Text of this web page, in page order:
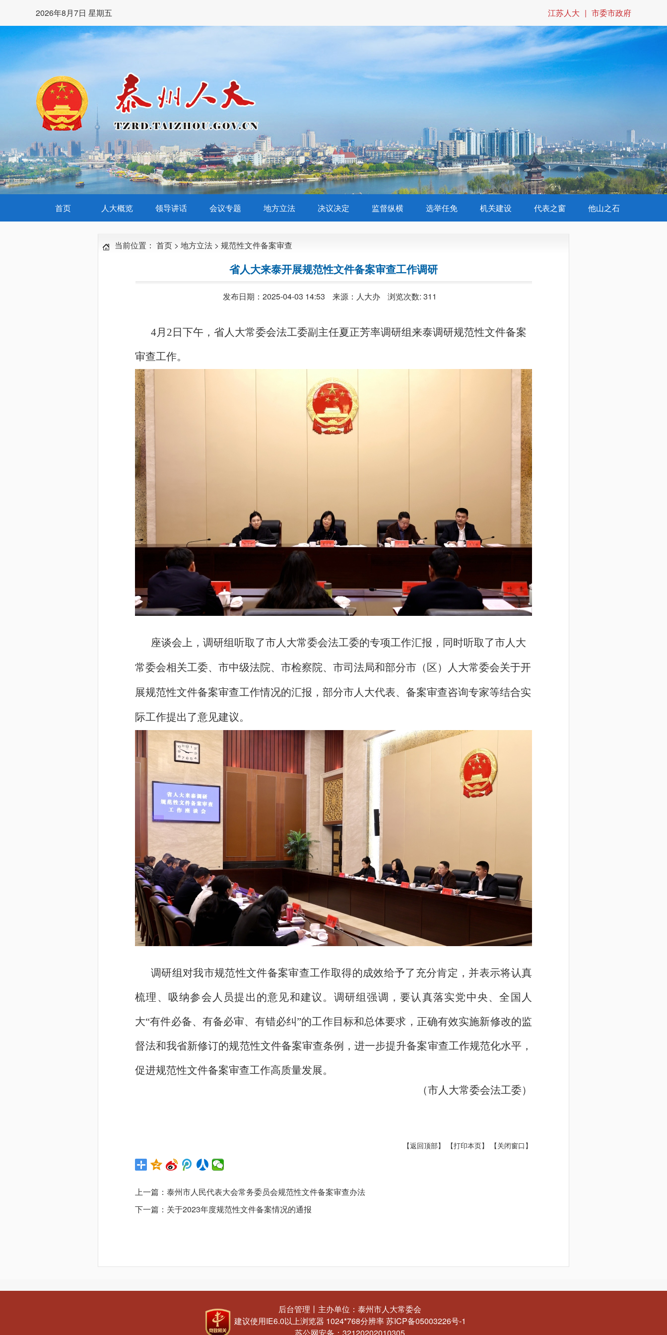
2026年8月7日 星期五 江苏人大 | 市委市政府
首页 人大概览 领导讲话 会议专题 地方立法 决议决定 监督纵横 选举任免 机关建设 代表之窗 他山之石
当前位置： 首页 > 地方立法 > 规范性文件备案审查
省人大来泰开展规范性文件备案审查工作调研
发布日期：2025-04-03 14:53 来源：人大办 浏览次数: 311
4月2日下午，省人大常委会法工委副主任夏正芳率调研组来泰调研规范性文件备案
审查工作。
座谈会上，调研组听取了市人大常委会法工委的专项工作汇报，同时听取了市人大
常委会相关工委、市中级法院、市检察院、市司法局和部分市（区）人大常委会关于开
展规范性文件备案审查工作情况的汇报，部分市人大代表、备案审查咨询专家等结合实
际工作提出了意见建议。
调研组对我市规范性文件备案审查工作取得的成效给予了充分肯定，并表示将认真
梳理、吸纳参会人员提出的意见和建议。调研组强调，要认真落实党中央、全国人
大“有件必备、有备必审、有错必纠”的工作目标和总体要求，正确有效实施新修改的监
督法和我省新修订的规范性文件备案审查条例，进一步提升备案审查工作规范化水平，
促进规范性文件备案审查工作高质量发展。
（市人大常委会法工委）
【返回顶部】 【打印本页】 【关闭窗口】
上一篇：泰州市人民代表大会常务委员会规范性文件备案审查办法
下一篇： 关于2023年度规范性文件备案情况的通报
后台管理 丨 主办单位：泰州市人大常委会
建议使用IE6.0以上浏览器 1024*768分辨率苏ICP备05003226号-1